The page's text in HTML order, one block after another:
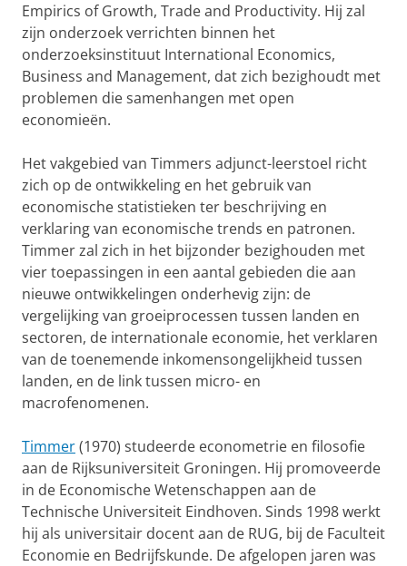
Empirics of Growth, Trade and Productivity. Hij zal
zijn onderzoek verrichten binnen het
onderzoeksinstituut International Economics,
Business and Management, dat zich bezighoudt met
problemen die samenhangen met open
economieën.
Het vakgebied van Timmers adjunct-leerstoel richt
zich op de ontwikkeling en het gebruik van
economische statistieken ter beschrijving en
verklaring van economische trends en patronen.
Timmer zal zich in het bijzonder bezighouden met
vier toepassingen in een aantal gebieden die aan
nieuwe ontwikkelingen onderhevig zijn: de
vergelijking van groeiprocessen tussen landen en
sectoren, de internationale economie, het verklaren
van de toenemende inkomensongelijkheid tussen
landen, en de link tussen micro- en
macrofenomenen.
Timmer(1970) studeerde econometrie en filosofie
aan de Rijksuniversiteit Groningen. Hij promoveerde
in de Economische Wetenschappen aan de
Technische Universiteit Eindhoven. Sinds 1998 werkt
hij als universitair docent aan de RUG, bij de Faculteit
Economie en Bedrijfskunde. De afgelopen jaren was